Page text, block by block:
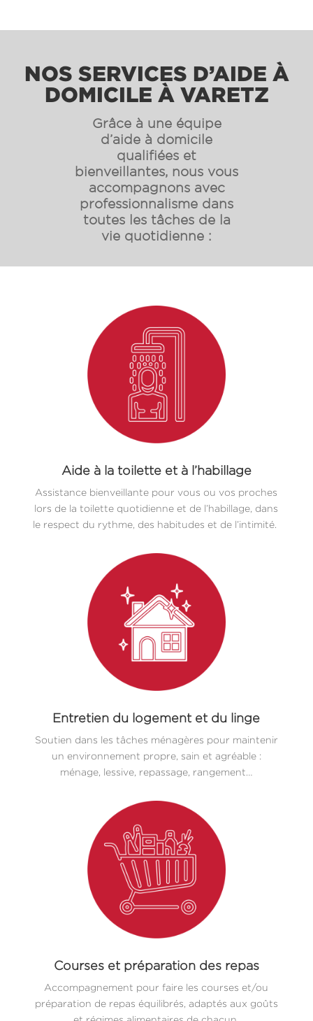
NOS SERVICES D’AIDE À
DOMICILE À VARETZ
Grâce à une équipe
d’aide à domicile
qualifiées et
bienveillantes, nous vous
accompagnons avec
professionnalisme dans
toutes les tâches de la
vie quotidienne :
Aide à la toilette et à l’habillage
Assistance bienveillante pour vous ou vos proches
lors de la toilette quotidienne et de l’habillage, dans
le respect du rythme, des habitudes et de l’intimité.
Entretien du logement et du linge
Soutien dans les tâches ménagères pour maintenir
un environnement propre, sain et agréable :
ménage, lessive, repassage, rangement…
Courses et préparation des repas
Accompagnement pour faire les courses et/ou
préparation de repas équilibrés, adaptés aux goûts